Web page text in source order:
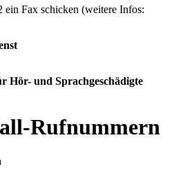
ein Fax schicken (weitere Infos:
Hör- und Sprachgeschädigte
Rufnummern